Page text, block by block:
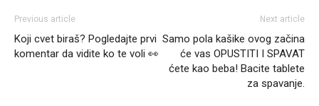
Previous article
Koji cvet biraš? Pogledajte prvi
komentar da vidite ko te voli 👀
Next article
Samo pola kašike ovog začina
će vas OPUSTITI I SPAVAT
ćete kao beba! Bacite tablete
za spavanje.